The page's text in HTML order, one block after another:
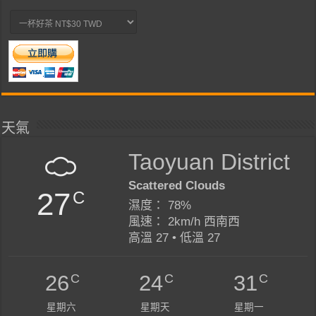
天氣
27C
Taoyuan District
Scattered Clouds
濕度： 78%
風速： 2km/h 西南西
高溫 27 • 低溫 27
26C
星期六
24C
星期天
31C
星期一